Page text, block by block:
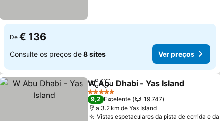
De € 136
Consulte os preços de 8 sites Ver preços
PartilharAdicionar aos favoritos
W Abu Dhabi - Yas Island
5 Estrelas
9,2 Excelente
19.747
a 3.2 km de Yas Island
Vistas espetaculares da pista de corrida e da